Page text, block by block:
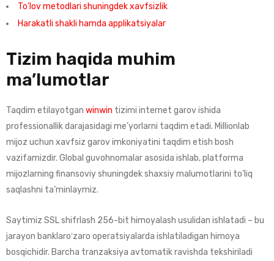
To’lov metodlari shuningdek xavfsizlik
Harakatli shakli hamda applikatsiyalar
Tizim haqida muhim
ma’lumotlar
Taqdim etilayotgan winwin tizimi internet garov ishida
professionallik darajasidagi me’yorlarni taqdim etadi. Millionlab
mijoz uchun xavfsiz garov imkoniyatini taqdim etish bosh
vazifamizdir. Global guvohnomalar asosida ishlab, platforma
mijozlarning finansoviy shuningdek shaxsiy malumotlarini to’liq
saqlashni ta’minlaymiz.
Saytimiz SSL shifrlash 256-bit himoyalash usulidan ishlatadi – bu
jarayon banklaroʻzaro operatsiyalarda ishlatiladigan himoya
bosqichidir. Barcha tranzaksiya avtomatik ravishda tekshiriladi